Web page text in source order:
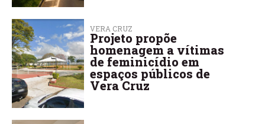
VERA CRUZ
Projeto propõe
homenagem a vítimas
de feminicídio em
espaços públicos de
Vera Cruz